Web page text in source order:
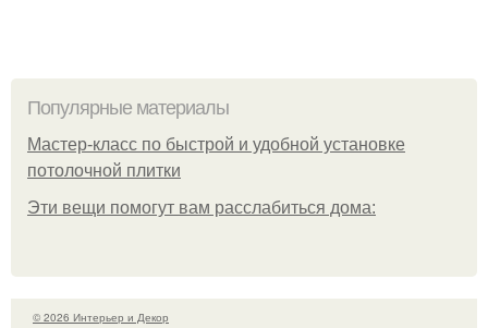
Популярные материалы
Мастер-класс по быстрой и удобной установке
потолочной плитки
Эти вещи помогут вам расслабиться дома:
© 2026 Интерьер и Декор